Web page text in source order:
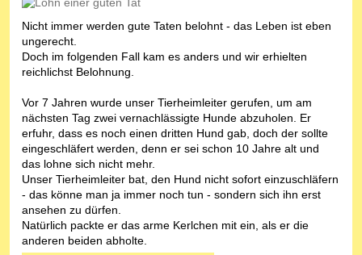
Nicht immer werden gute Taten belohnt - das Leben ist eben
ungerecht.
Doch im folgenden Fall kam es anders und wir erhielten
reichlichst Belohnung.
Vor 7 Jahren wurde unser Tierheimleiter gerufen, um am
nächsten Tag zwei vernachlässigte Hunde abzuholen. Er
erfuhr, dass es noch einen dritten Hund gab, doch der sollte
eingeschläfert werden, denn er sei schon 10 Jahre alt und
das lohne sich nicht mehr.
Unser Tierheimleiter bat, den Hund nicht sofort einzuschläfern
- das könne man ja immer noch tun - sondern sich ihn erst
ansehen zu dürfen.
Natürlich packte er das arme Kerlchen mit ein, als er die
anderen beiden abholte.